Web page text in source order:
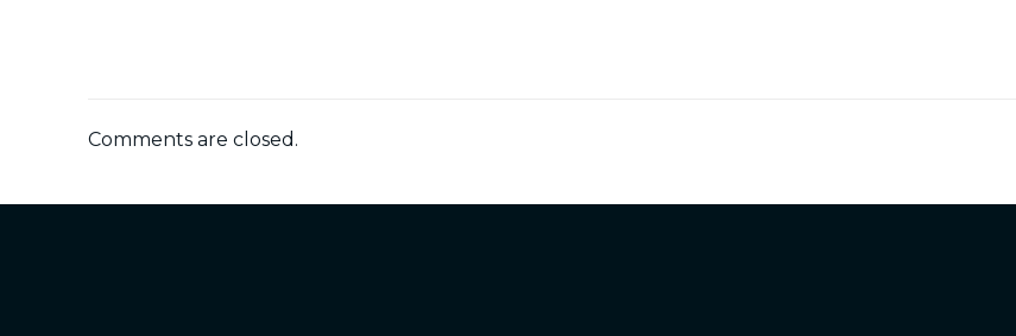
Comments are closed.